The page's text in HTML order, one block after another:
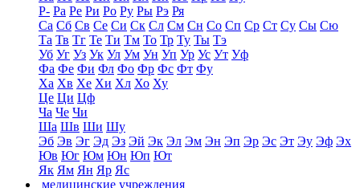
Р- Ра Ре Ри Ро Ру Ры Рэ Ря
Са Сб Св Се Си Ск Сл См Сн Со Сп Ср Ст Су Сы Сю
Та Тв Тг Те Ти Тм То Тр Ту Ты Тэ
Уб Уг Уз Ук Ул Ум Ун Уп Ур Ус Ут Уф
Фа Фе Фи Фл Фо Фр Фс Фт Фу
Ха Хв Хе Хи Хл Хо Ху
Це Ци Цф
Ча Че Чи
Ша Шв Ши Шу
Эб Эв Эг Эд Эз Эй Эк Эл Эм Эн Эп Эр Эс Эт Эу Эф Эх
Юв Юг Юм Юн Юп Ют
Як Ям Ян Яр Яс
медицинские учреждения